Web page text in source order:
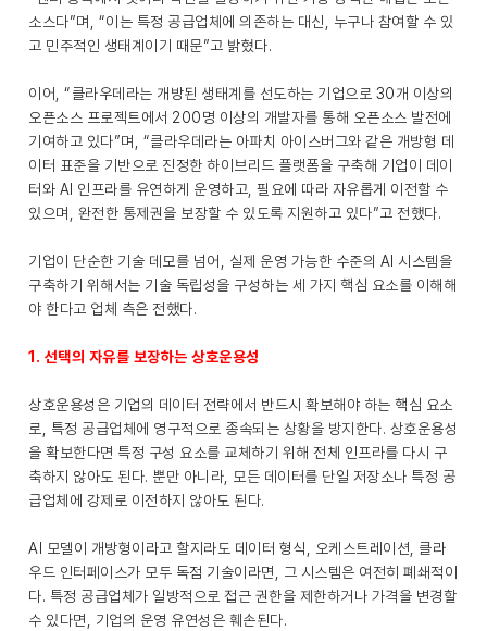
소스다”며, “이는 특정 공급업체에 의존하는 대신, 누구나 참여할 수 있
고 민주적인 생태계이기 때문”고 밝혔다.
이어, “클라우데라는 개방된 생태계를 선도하는 기업으로 30개 이상의
오픈소스 프로젝트에서 200명 이상의 개발자를 통해 오픈소스 발전에
기여하고 있다”며, “클라우데라는 아파치 아이스버그와 같은 개방형 데
이터 표준을 기반으로 진정한 하이브리드 플랫폼을 구축해 기업이 데이
터와 AI 인프라를 유연하게 운영하고, 필요에 따라 자유롭게 이전할 수
있으며, 완전한 통제권을 보장할 수 있도록 지원하고 있다”고 전했다.
기업이 단순한 기술 데모를 넘어, 실제 운영 가능한 수준의 AI 시스템을
구축하기 위해서는 기술 독립성을 구성하는 세 가지 핵심 요소를 이해해
야 한다고 업체 측은 전했다.
1. 선택의 자유를 보장하는 상호운용성
상호운용성은 기업의 데이터 전략에서 반드시 확보해야 하는 핵심 요소
로, 특정 공급업체에 영구적으로 종속되는 상황을 방지한다. 상호운용성
을 확보한다면 특정 구성 요소를 교체하기 위해 전체 인프라를 다시 구
축하지 않아도 된다. 뿐만 아니라, 모든 데이터를 단일 저장소나 특정 공
급업체에 강제로 이전하지 않아도 된다.
AI 모델이 개방형이라고 할지라도 데이터 형식, 오케스트레이션, 클라
우드 인터페이스가 모두 독점 기술이라면, 그 시스템은 여전히 폐쇄적이
다. 특정 공급업체가 일방적으로 접근 권한을 제한하거나 가격을 변경할
수 있다면, 기업의 운영 유연성은 훼손된다.